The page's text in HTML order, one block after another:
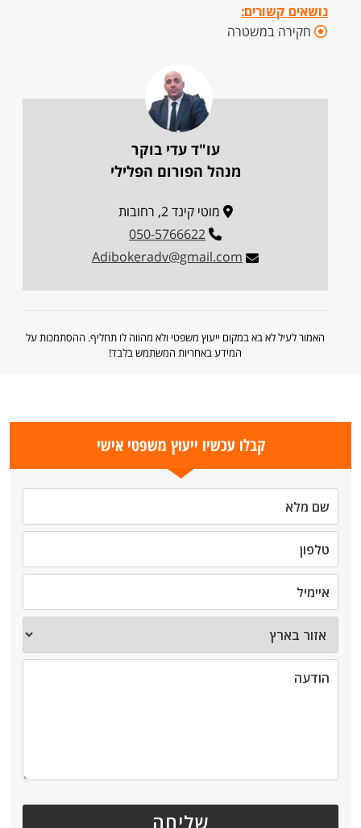
נושאים קשורים:
חקירה במשטרה
עו"ד עדי בוקר
מנהל הפורום הפלילי
מוטי קינד 2, רחובות
050-5766622
Adibokeradv@gmail.com
האמור לעיל לא בא במקום ייעוץ משפטי ולא מהווה לו תחליף. ההסתמכות על
המידע באחריות המשתמש בלבד!
קבלו עכשיו ייעוץ משפטי אישי